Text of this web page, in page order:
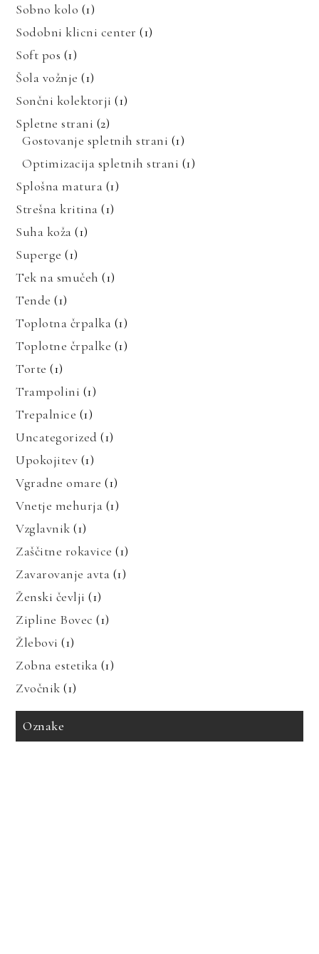
Sobno kolo (1)
Sodobni klicni center (1)
Soft pos (1)
Šola vožnje (1)
Sončni kolektorji (1)
Spletne strani (2)
Gostovanje spletnih strani (1)
Optimizacija spletnih strani (1)
Splošna matura (1)
Strešna kritina (1)
Suha koža (1)
Superge (1)
Tek na smučeh (1)
Tende (1)
Toplotna črpalka (1)
Toplotne črpalke (1)
Torte (1)
Trampolini (1)
Trepalnice (1)
Uncategorized (1)
Upokojitev (1)
Vgradne omare (1)
Vnetje mehurja (1)
Vzglavnik (1)
Zaščitne rokavice (1)
Zavarovanje avta (1)
Ženski čevlji (1)
Zipline Bovec (1)
Žlebovi (1)
Zobna estetika (1)
Zvočnik (1)
Oznake